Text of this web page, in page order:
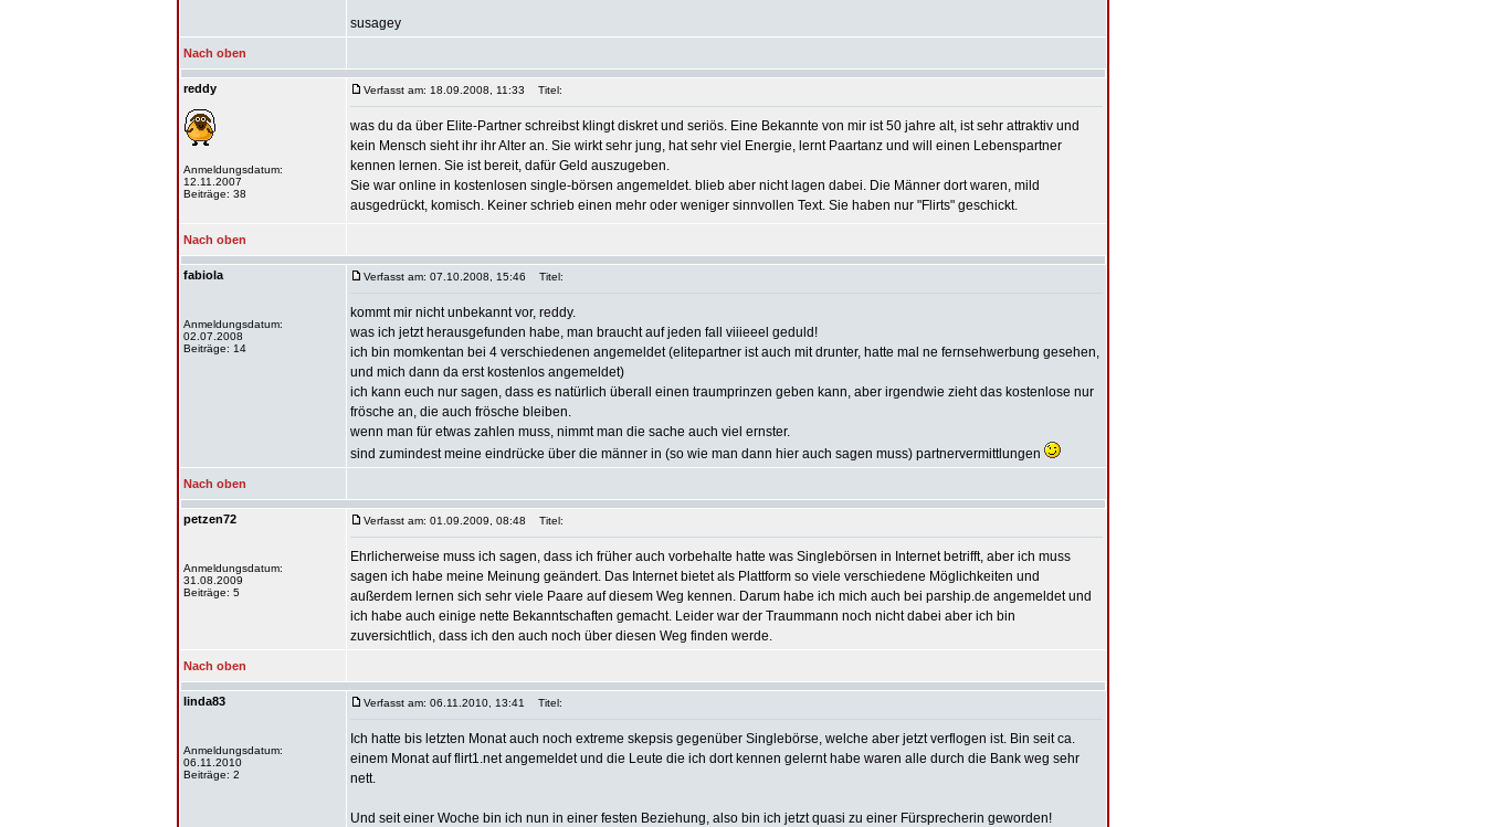
susagey
Nach oben
reddy
Anmeldungsdatum:
12.11.2007
Beiträge: 38
Verfasst am: 18.09.2008, 11:33 Titel:
was du da über Elite-Partner schreibst klingt diskret und seriös. Eine Bekannte von mir ist 50 jahre alt, ist sehr attraktiv und
kein Mensch sieht ihr ihr Alter an. Sie wirkt sehr jung, hat sehr viel Energie, lernt Paartanz und will einen Lebenspartner
kennen lernen. Sie ist bereit, dafür Geld auszugeben.
Sie war online in kostenlosen single-börsen angemeldet. blieb aber nicht lagen dabei. Die Männer dort waren, mild
ausgedrückt, komisch. Keiner schrieb einen mehr oder weniger sinnvollen Text. Sie haben nur "Flirts" geschickt.
Nach oben
fabiola
Anmeldungsdatum:
02.07.2008
Beiträge: 14
Verfasst am: 07.10.2008, 15:46 Titel:
kommt mir nicht unbekannt vor, reddy.
was ich jetzt herausgefunden habe, man braucht auf jeden fall viiieeel geduld!
ich bin momkentan bei 4 verschiedenen angemeldet (elitepartner ist auch mit drunter, hatte mal ne fernsehwerbung gesehen,
und mich dann da erst kostenlos angemeldet)
ich kann euch nur sagen, dass es natürlich überall einen traumprinzen geben kann, aber irgendwie zieht das kostenlose nur
frösche an, die auch frösche bleiben.
wenn man für etwas zahlen muss, nimmt man die sache auch viel ernster.
sind zumindest meine eindrücke über die männer in (so wie man dann hier auch sagen muss) partnervermittlungen
Nach oben
petzen72
Anmeldungsdatum:
31.08.2009
Beiträge: 5
Verfasst am: 01.09.2009, 08:48 Titel:
Ehrlicherweise muss ich sagen, dass ich früher auch vorbehalte hatte was Singlebörsen in Internet betrifft, aber ich muss
sagen ich habe meine Meinung geändert. Das Internet bietet als Plattform so viele verschiedene Möglichkeiten und
außerdem lernen sich sehr viele Paare auf diesem Weg kennen. Darum habe ich mich auch bei parship.de angemeldet und
ich habe auch einige nette Bekanntschaften gemacht. Leider war der Traummann noch nicht dabei aber ich bin
zuversichtlich, dass ich den auch noch über diesen Weg finden werde.
Nach oben
linda83
Anmeldungsdatum:
06.11.2010
Beiträge: 2
Verfasst am: 06.11.2010, 13:41 Titel:
Ich hatte bis letzten Monat auch noch extreme skepsis gegenüber Singlebörse, welche aber jetzt verflogen ist. Bin seit ca.
einem Monat aufflirt1.netangemeldet und die Leute die ich dort kennen gelernt habe waren alle durch die Bank weg sehr
nett.
Und seit einer Woche bin ich nun in einer festen Beziehung, also bin ich jetzt quasi zu einer Fürsprecherin geworden!